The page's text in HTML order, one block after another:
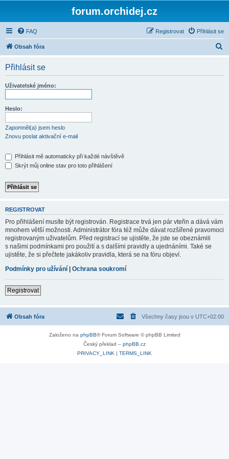
forum.orchidej.cz
FAQ Přihlásit se
Registrovat
Obsah fóra
Přihlásit se
Uživatelské jméno:
Heslo:
Zapomněl(a) jsem heslo
Znovu poslat aktivační e-mail
Přihlásit mě automaticky při každé návštěvě
Skrýt můj online stav pro toto přihlášení
REGISTROVAT
Pro přihlášení musíte být registrován. Registrace trvá jen pár vteřin a dává vám
mnohem větší možnosti. Administrátor fóra též může dávat rozšířené pravomoci
registrovaným uživatelům. Před registrací se ujistěte, že jste se obeznámili
s našimi podmínkami pro použití a s dalšími pravidly a ujednáními. Také se
ujistěte, že si přečtete jakákoliv pravidla, která se na fóru objeví.
Podmínky pro užívání | Ochrana soukromí
Registrovat
Obsah fóra Všechny časy jsou v UTC+02:00
Založeno na phpBB® Forum Software © phpBB Limited
Český překlad – phpBB.cz
PRIVACY_LINK | TERMS_LINK